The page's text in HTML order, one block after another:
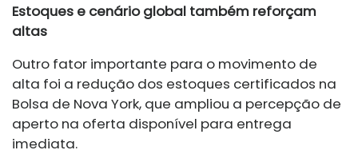
Estoques e cenário global também reforçam
altas
Outro fator importante para o movimento de
alta foi a redução dos estoques certificados na
Bolsa de Nova York, que ampliou a percepção de
aperto na oferta disponível para entrega
imediata.